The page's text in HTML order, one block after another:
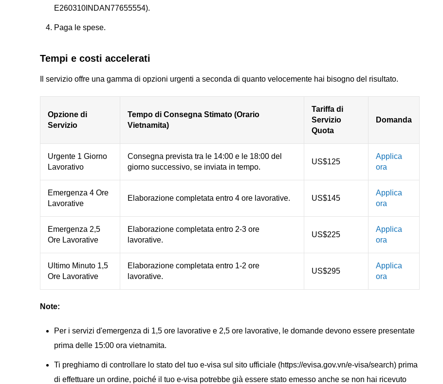
E260310INDAN77655554).
Paga le spese.
Tempi e costi accelerati
Il servizio offre una gamma di opzioni urgenti a seconda di quanto velocemente hai bisogno del risultato.
Opzione di
Servizio
Tempo di Consegna Stimato (Orario
Vietnamita)
Tariffa di
Servizio
Quota
Domanda
Urgente 1 Giorno
Lavorativo
Consegna prevista tra le 14:00 e le 18:00 del
giorno successivo, se inviata in tempo.
US$125
Applica
ora
Emergenza 4 Ore
Lavorative
Elaborazione completata entro 4 ore lavorative. US$145
Applica
ora
Emergenza 2,5
Ore Lavorative
Elaborazione completata entro 2-3 ore
lavorative.
US$225
Applica
ora
Ultimo Minuto 1,5
Ore Lavorative
Elaborazione completata entro 1-2 ore
lavorative.
US$295
Applica
ora
Note:
Per i servizi d'emergenza di 1,5 ore lavorative e 2,5 ore lavorative, le domande devono essere presentate
prima delle 15:00 ora vietnamita.
Ti preghiamo di controllare lo stato del tuo e-visa sul sito ufficiale (https://evisa.gov.vn/e-visa/search) prima
di effettuare un ordine, poiché il tuo e-visa potrebbe già essere stato emesso anche se non hai ricevuto